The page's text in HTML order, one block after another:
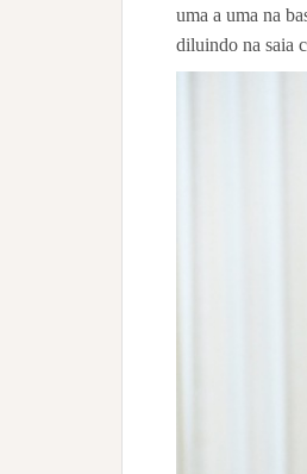
uma a uma na
diluindo na saia